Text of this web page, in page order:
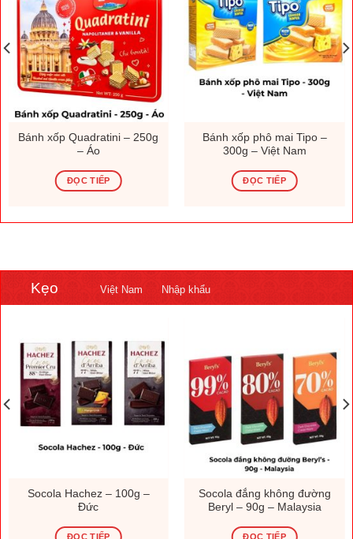
Bánh xốp Quadratini – 250g
– Áo
ĐỌC TIẾP
Bánh xốp phô mai Tipo –
300g – Việt Nam
ĐỌC TIẾP
Kẹo Việt Nam Nhập khẩu
Socola Hachez – 100g –
Đức
ĐỌC TIẾP
Socola đắng không đường
Beryl – 90g – Malaysia
ĐỌC TIẾP